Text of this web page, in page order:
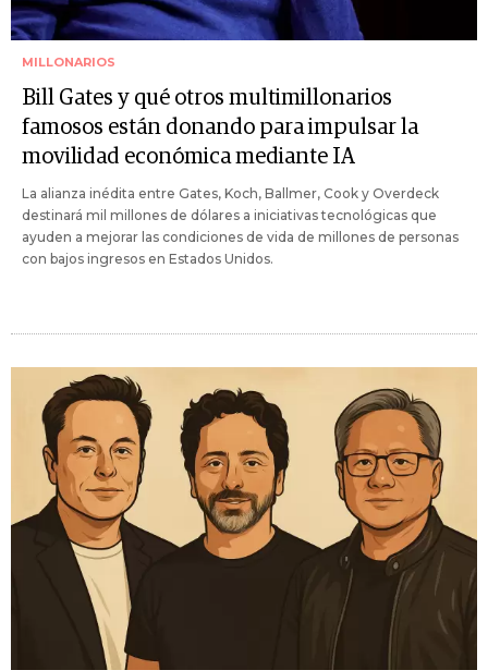
MILLONARIOS
Bill Gates y qué otros multimillonarios
famosos están donando para impulsar la
movilidad económica mediante IA
La alianza inédita entre Gates, Koch, Ballmer, Cook y Overdeck
destinará mil millones de dólares a iniciativas tecnológicas que
ayuden a mejorar las condiciones de vida de millones de personas
con bajos ingresos en Estados Unidos.